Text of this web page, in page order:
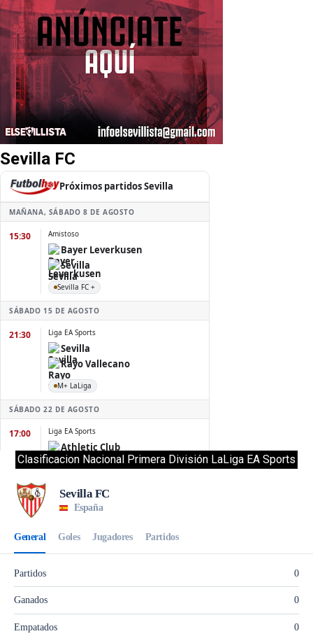
Sevilla FC
Clasificacion Nacional Primera División LaLiga EA Sports